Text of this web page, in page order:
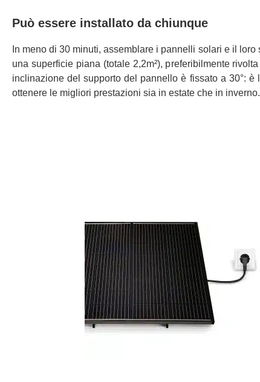
Può essere installato da chiunque
In meno di 30 minuti, assemblare i pannelli solari e il loro
una superficie piana (totale 2,2m²), preferibilmente
inclinazione del supporto del pannello è fissato a 30°: è
ottenere le migliori prestazioni sia in estate che in inverno.